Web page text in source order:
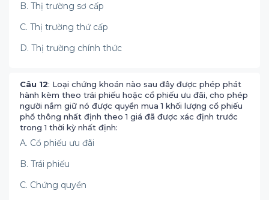
B. Thị trường sơ cấp
C. Thị trường thứ cấp
D. Thị trường chính thức
Câu 12: Loại chứng khoán nào sau đây được phép phát
hành kèm theo trái phiếu hoặc cổ phiếu ưu đãi, cho phép
người nắm giữ nó được quyền mua 1 khối lượng cổ phiếu
phổ thông nhất định theo 1 giá đã được xác định trước
trong 1 thời kỳ nhất định:
A. Cổ phiếu ưu đãi
B. Trái phiếu
C. Chứng quyền